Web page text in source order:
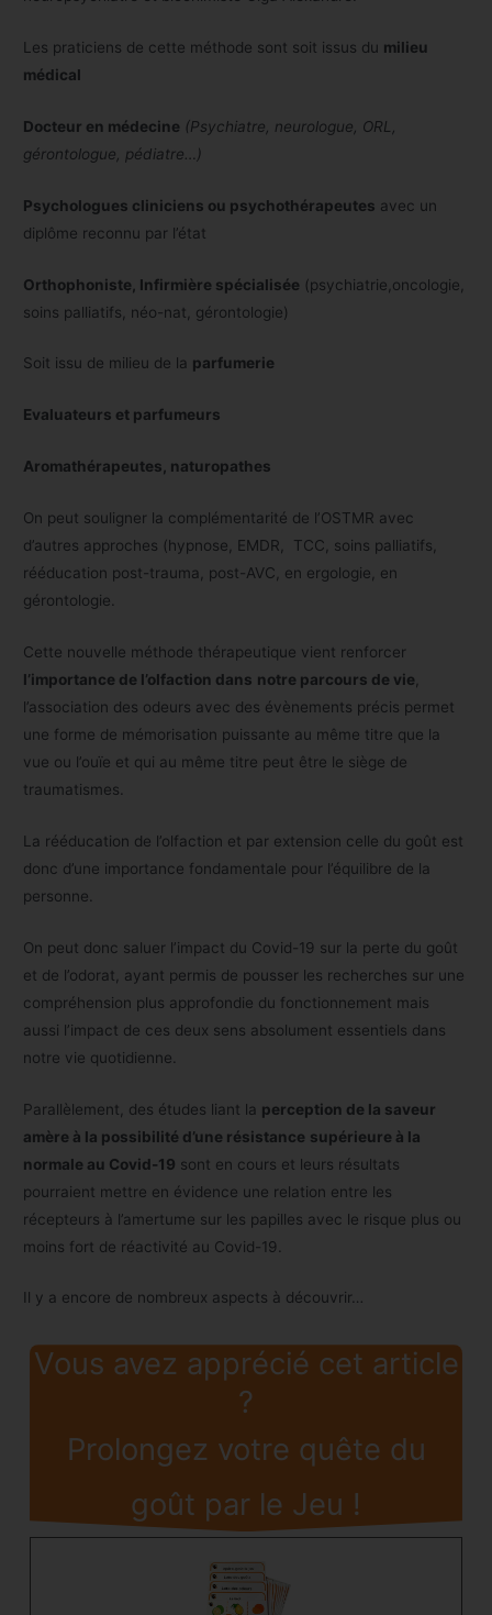
Les praticiens de cette méthode sont soit issus du milieu
médical
Docteur en médecine (Psychiatre, neurologue, ORL,
gérontologue, pédiatre…)
Psychologues cliniciens ou psychothérapeutes avec un
diplôme reconnu par l’état
Orthophoniste, Infirmière spécialisée (psychiatrie,oncologie,
soins palliatifs, néo-nat, gérontologie)
Soit issu de milieu de la parfumerie
Evaluateurs et parfumeurs
Aromathérapeutes, naturopathes
On peut souligner la complémentarité de l’OSTMR avec
d’autres approches (hypnose, EMDR, TCC, soins palliatifs,
rééducation post-trauma, post-AVC, en ergologie, en
gérontologie.
Cette nouvelle méthode thérapeutique vient renforcer
l’importance de l’olfaction dans notre parcours de vie
l’association des odeurs avec des évènements précis permet
une forme de mémorisation puissante au même titre que la
vue ou l’ouïe et qui au même titre peut être le siège de
traumatismes.
La rééducation de l’olfaction et par extension celle du goût est
donc d’une importance fondamentale pour l’équilibre de la
personne.
On peut donc saluer l’impact du Covid-19 sur la perte du goût
et de l’odorat, ayant permis de pousser les recherches sur une
compréhension plus approfondie du fonctionnement mais
aussi l’impact de ces deux sens absolument essentiels dans
notre vie quotidienne.
Parallèlement, des études liant la perception de la saveur
amère à la possibilité d’une résistance supérieure à la
normale au Covid-19 sont en cours et leurs résultats
pourraient mettre en évidence une relation entre les
récepteurs à l’amertume sur les papilles avec le risque plus ou
moins fort de réactivité au Covid-19.
Il y a encore de nombreux aspects à découvrir…
Vous avez apprécié cet article
?
Prolongez votre quête du
goût par le Jeu !